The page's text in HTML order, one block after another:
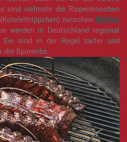
sind vielmehr die Rippenknochen
zwischen Rücken
werden in Deutschland regional
Sie sind in der Regel zarter und
Spareribs.